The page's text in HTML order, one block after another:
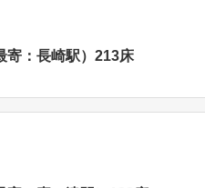
寄：長崎駅）213床